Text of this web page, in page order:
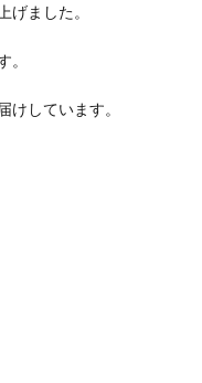
げました。
。
けしています。